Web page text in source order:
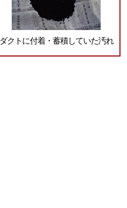
ダクトに付着・蓄積していた汚れ